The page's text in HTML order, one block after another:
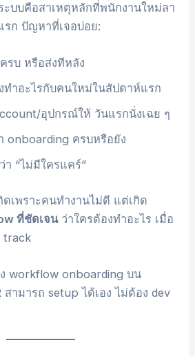
ะบบคือสาเหตุหลักที่พนักงานใหม่ลา
รก ปัญหาที่เจอบ่อย:
รบ หรือส่งทีหลัง
ทำอะไรกับคนใหม่ในสัปดาห์แรก
อุปกรณ์ให้ วันแรกนั่งเฉย ๆ
onboarding ครบหรือยัง
“ไม่มีใครแคร์”
เพราะคนทำงานไม่ดี แต่เกิด
ที่ชัดเจนว่าใครต้องทำอะไร เมื่อ
track
workflow onboarding บน
สามารถ setup ได้เอง ไม่ต้อง dev